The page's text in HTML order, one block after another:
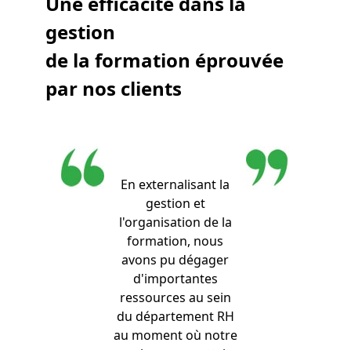
gestion
de la formation éprouvée
par nos clients
En externalisant la
gestion et
l'organisation de la
formation, nous
avons pu dégager
d'importantes
ressources au sein
du département RH
au moment où notre